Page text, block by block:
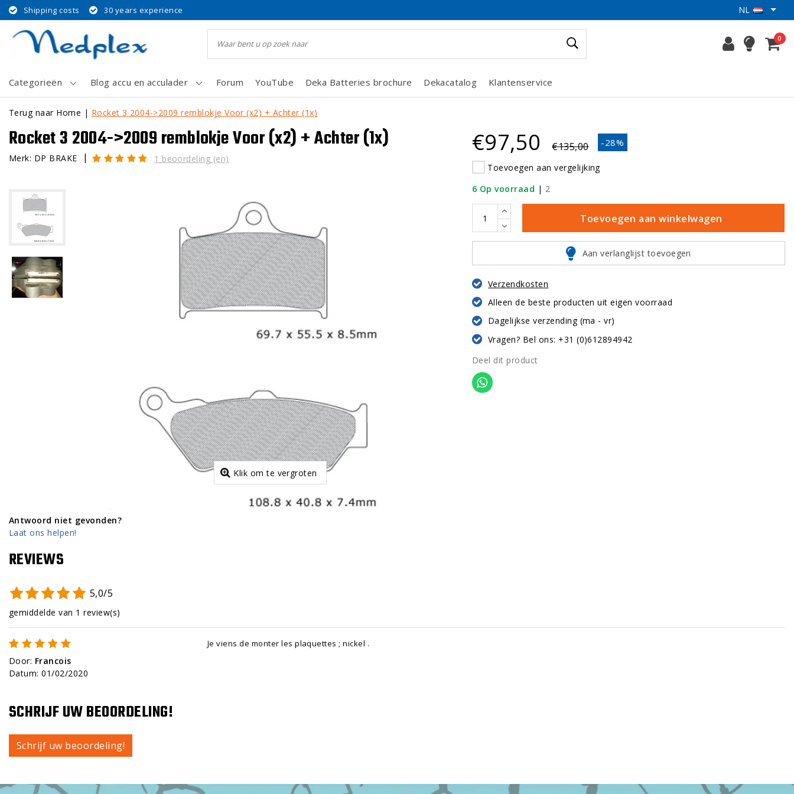
Shipping costs 30 years experience NL
0
Categorieën Blog accu en acculader Forum YouTube Deka Batteries brochure Dekacatalog Klantenservice
Terug naar Home | Rocket 3 2004->2009 remblokje Voor (x2) + Achter (1x)
Rocket 3 2004->2009 remblokje Voor (x2) + Achter (1x)
Merk: DP BRAKE | 1 beoordeling (en)
Klik om te vergroten
-28%
€97,50 €135,00
Toevoegen aan vergelijking
6 Op voorraad | 2
Toevoegen aan winkelwagen
Aan verlanglijst toevoegen
Verzendkosten
Alleen de beste producten uit eigen voorraad
Dagelijkse verzending (ma - vr)
Vragen? Bel ons: +31 (0)612894942
Deel dit product
Antwoord niet gevonden?
Laat ons helpen!
REVIEWS
5,0/5
gemiddelde van 1 review(s)
Door: Francois
Datum:01/02/2020
Je viens de monter les plaquettes ; nickel .
SCHRIJF UW BEOORDELING!
Schrijf uw beoordeling!